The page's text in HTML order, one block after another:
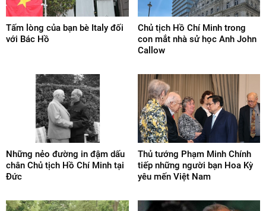
Tấm lòng của bạn bè Italy đối
với Bác Hồ
Chủ tịch Hồ Chí Minh trong
con mắt nhà sử học Anh John
Callow
Những nẻo đường in đậm dấu
chân Chủ tịch Hồ Chí Minh tại
Đức
Thủ tướng Phạm Minh Chính
tiếp những người bạn Hoa Kỳ
yêu mến Việt Nam